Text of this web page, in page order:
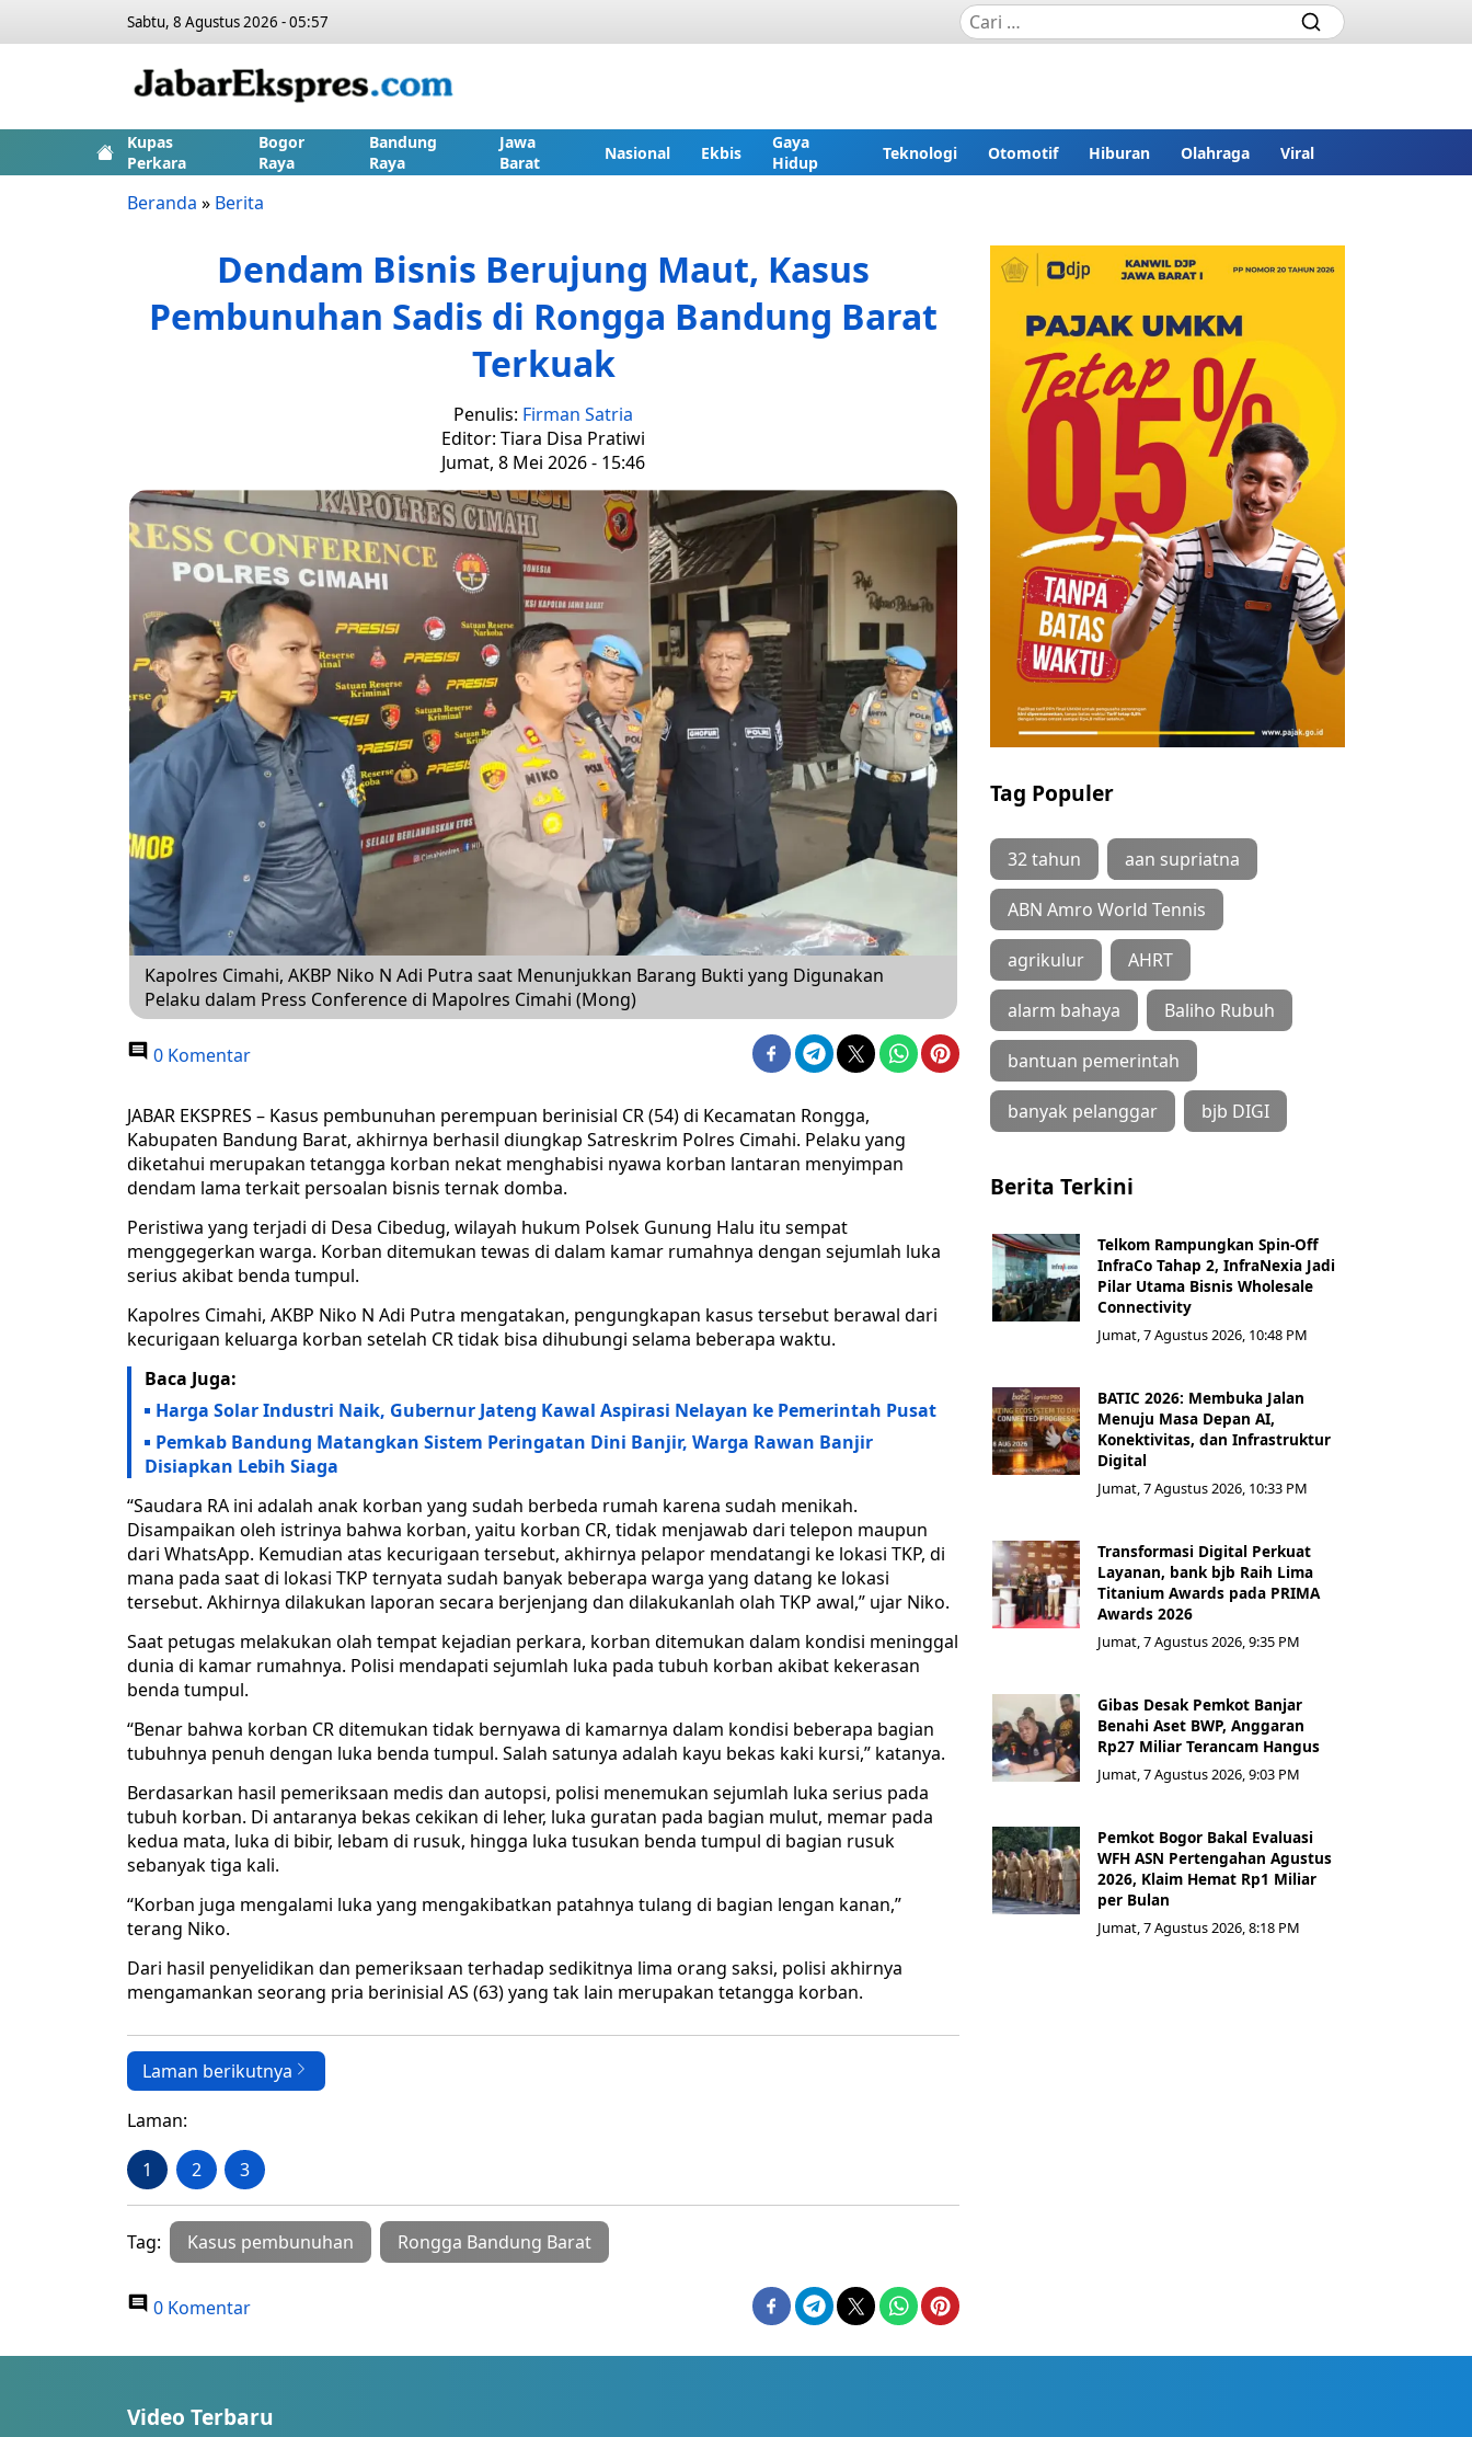
Sabtu, 8 Agustus 2026 - 05:57
Kupas
Perkara
Bogor
Raya
Bandung
Raya
Jawa
Barat
Nasional Ekbis
Gaya
Hidup
Teknologi Otomotif Hiburan Olahraga Viral
Beranda » Berita
Dendam Bisnis Berujung Maut, Kasus
Pembunuhan Sadis di Rongga Bandung Barat
Terkuak
Penulis: Firman Satria
Editor: Tiara Disa Pratiwi
Jumat, 8 Mei 2026 - 15:46
Kapolres Cimahi, AKBP Niko N Adi Putra saat Menunjukkan Barang Bukti yang Digunakan
Pelaku dalam Press Conference di Mapolres Cimahi (Mong)
0 Komentar
JABAR EKSPRES – Kasus pembunuhan perempuan berinisial CR (54) di Kecamatan Rongga,
Kabupaten Bandung Barat, akhirnya berhasil diungkap Satreskrim Polres Cimahi. Pelaku yang
diketahui merupakan tetangga korban nekat menghabisi nyawa korban lantaran menyimpan
dendam lama terkait persoalan bisnis ternak domba.
Peristiwa yang terjadi di Desa Cibedug, wilayah hukum Polsek Gunung Halu itu sempat
menggegerkan warga. Korban ditemukan tewas di dalam kamar rumahnya dengan sejumlah luka
serius akibat benda tumpul.
Kapolres Cimahi, AKBP Niko N Adi Putra mengatakan, pengungkapan kasus tersebut berawal dari
kecurigaan keluarga korban setelah CR tidak bisa dihubungi selama beberapa waktu.
Baca Juga:
Harga Solar Industri Naik, Gubernur Jateng Kawal Aspirasi Nelayan ke Pemerintah Pusat
Pemkab Bandung Matangkan Sistem Peringatan Dini Banjir, Warga Rawan Banjir
Disiapkan Lebih Siaga
“Saudara RA ini adalah anak korban yang sudah berbeda rumah karena sudah menikah.
Disampaikan oleh istrinya bahwa korban, yaitu korban CR, tidak menjawab dari telepon maupun
dari WhatsApp. Kemudian atas kecurigaan tersebut, akhirnya pelapor mendatangi ke lokasi TKP, di
mana pada saat di lokasi TKP ternyata sudah banyak beberapa warga yang datang ke lokasi
tersebut. Akhirnya dilakukan laporan secara berjenjang dan dilakukanlah olah TKP awal,” ujar Niko.
Saat petugas melakukan olah tempat kejadian perkara, korban ditemukan dalam kondisi meninggal
dunia di kamar rumahnya. Polisi mendapati sejumlah luka pada tubuh korban akibat kekerasan
benda tumpul.
“Benar bahwa korban CR ditemukan tidak bernyawa di kamarnya dalam kondisi beberapa bagian
tubuhnya penuh dengan luka benda tumpul. Salah satunya adalah kayu bekas kaki kursi,” katanya.
Berdasarkan hasil pemeriksaan medis dan autopsi, polisi menemukan sejumlah luka serius pada
tubuh korban. Di antaranya bekas cekikan di leher, luka guratan pada bagian mulut, memar pada
kedua mata, luka di bibir, lebam di rusuk, hingga luka tusukan benda tumpul di bagian rusuk
sebanyak tiga kali.
“Korban juga mengalami luka yang mengakibatkan patahnya tulang di bagian lengan kanan,”
terang Niko.
Dari hasil penyelidikan dan pemeriksaan terhadap sedikitnya lima orang saksi, polisi akhirnya
mengamankan seorang pria berinisial AS (63) yang tak lain merupakan tetangga korban.
Laman berikutnya
Laman:
1 2 3
Tag: Kasus pembunuhan Rongga Bandung Barat
0 Komentar
Tag Populer
32 tahun aan supriatna
ABN Amro World Tennis
agrikulur AHRT
alarm bahaya Baliho Rubuh
bantuan pemerintah
banyak pelanggar bjb DIGI
Berita Terkini
Telkom Rampungkan Spin-Off
InfraCo Tahap 2, InfraNexia Jadi
Pilar Utama Bisnis Wholesale
Connectivity
Jumat, 7 Agustus 2026, 10:48 PM
BATIC 2026: Membuka Jalan
Menuju Masa Depan AI,
Konektivitas, dan Infrastruktur
Digital
Jumat, 7 Agustus 2026, 10:33 PM
Transformasi Digital Perkuat
Layanan, bank bjb Raih Lima
Titanium Awards pada PRIMA
Awards 2026
Jumat, 7 Agustus 2026, 9:35 PM
Gibas Desak Pemkot Banjar
Benahi Aset BWP, Anggaran
Rp27 Miliar Terancam Hangus
Jumat, 7 Agustus 2026, 9:03 PM
Pemkot Bogor Bakal Evaluasi
WFH ASN Pertengahan Agustus
2026, Klaim Hemat Rp1 Miliar
per Bulan
Jumat, 7 Agustus 2026, 8:18 PM
Video Terbaru